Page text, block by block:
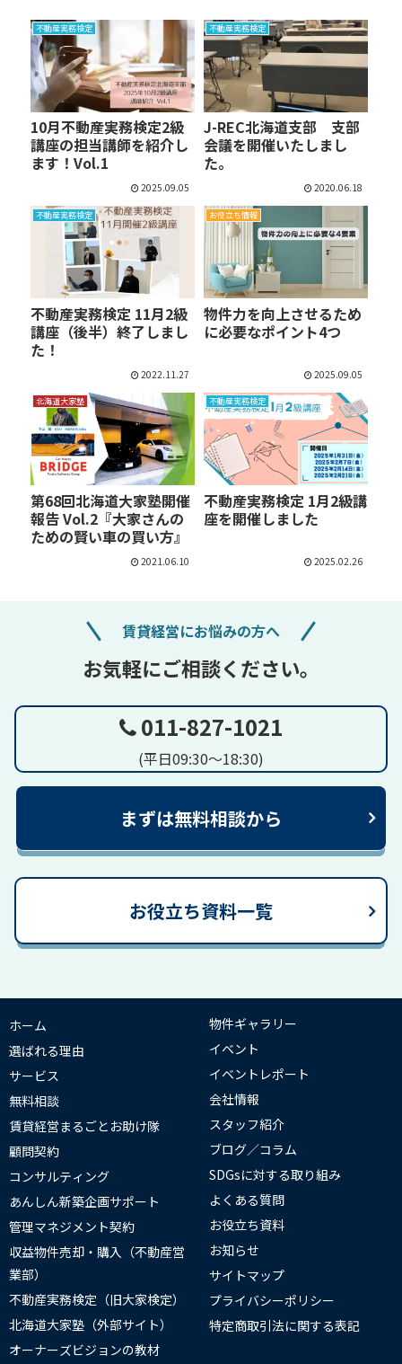
不動産実務検定
10月不動産実務検定2級
講座の担当講師を紹介し
ます！Vol.1
2025.09.05
不動産実務検定
J-REC北海道支部 支部
会議を開催いたしまし
た。
2020.06.18
不動産実務検定
不動産実務検定 11月2級
講座（後半）終了しまし
た！
2022.11.27
お役立ち情報
物件力を向上させるため
に必要なポイント4つ
2025.09.05
北海道大家塾
第68回北海道大家塾開催
報告 Vol.2『大家さんの
ための賢い車の買い方』
2021.06.10
不動産実務検定
不動産実務検定 1月2級講
座を開催しました
2025.02.26
賃貸経営にお悩みの方へ
お気軽にご相談ください。
011-827-1021
(平日09:30～18:30)
まずは無料相談から
お役立ち資料一覧
ホーム
選ばれる理由
サービス
無料相談
賃貸経営まるごとお助け隊
顧問契約
コンサルティング
あんしん新築企画サポート
管理マネジメント契約
収益物件売却・購入（不動産営
業部）
不動産実務検定（旧大家検定）
北海道大家塾（外部サイト）
オーナーズビジョンの教材
物件ギャラリー
イベント
イベントレポート
会社情報
スタッフ紹介
ブログ／コラム
SDGsに対する取り組み
よくある質問
お役立ち資料
お知らせ
サイトマップ
プライバシーポリシー
特定商取引法に関する表記